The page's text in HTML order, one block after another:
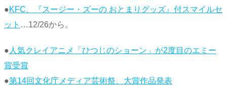
●KFC、『スージー・ズーの おとまりグッズ』付スマイルセ
ット …12/26から。
● 人気クレイアニメ「ひつじのショーン」が2度目のエミー
賞受賞
●第14回文化庁メディア芸術祭、大賞作品発表